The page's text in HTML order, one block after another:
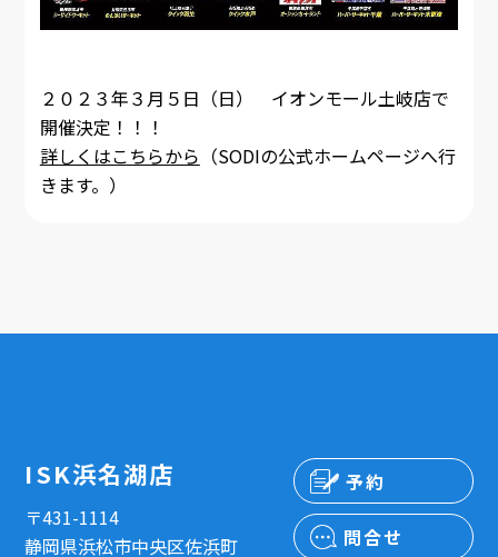
２０２３年３月５日（日） イオンモール土岐店で
開催決定！！！
詳しくはこちらから （SODIの公式ホームページへ行
きます。）
ISK浜名湖店
〒431-1114
静岡県浜松市中央区佐浜町
予約
問合せ